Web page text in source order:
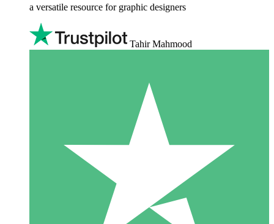
a versatile resource for graphic designers
Tahir Mahmood